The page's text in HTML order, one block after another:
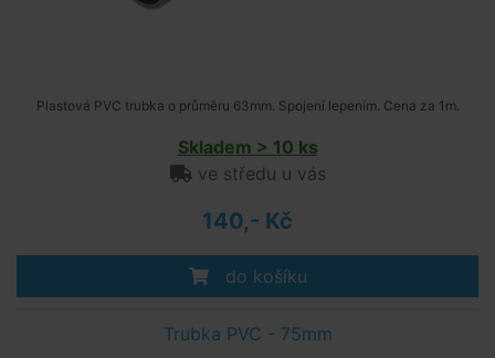
Plastová PVC trubka o průměru 63mm. Spojení lepením. Cena za 1m.
Skladem > 10 ks
ve středu u vás
140,- Kč
do košíku
Trubka PVC - 75mm